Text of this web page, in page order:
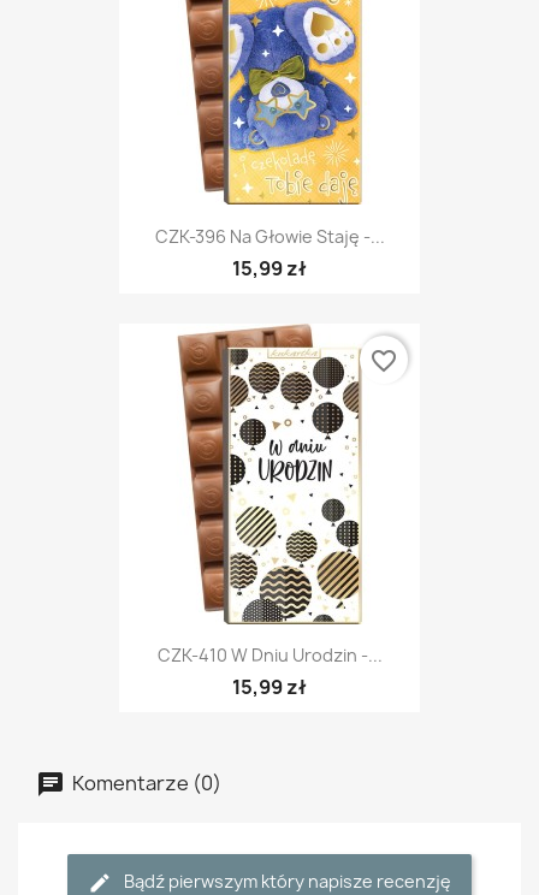
CZK-396 Na Głowie Staję -...
15,99 zł
CZK-410 W Dniu Urodzin -...
15,99 zł
favorite_border
Komentarze (0)
Bądź pierwszym który napisze recenzję